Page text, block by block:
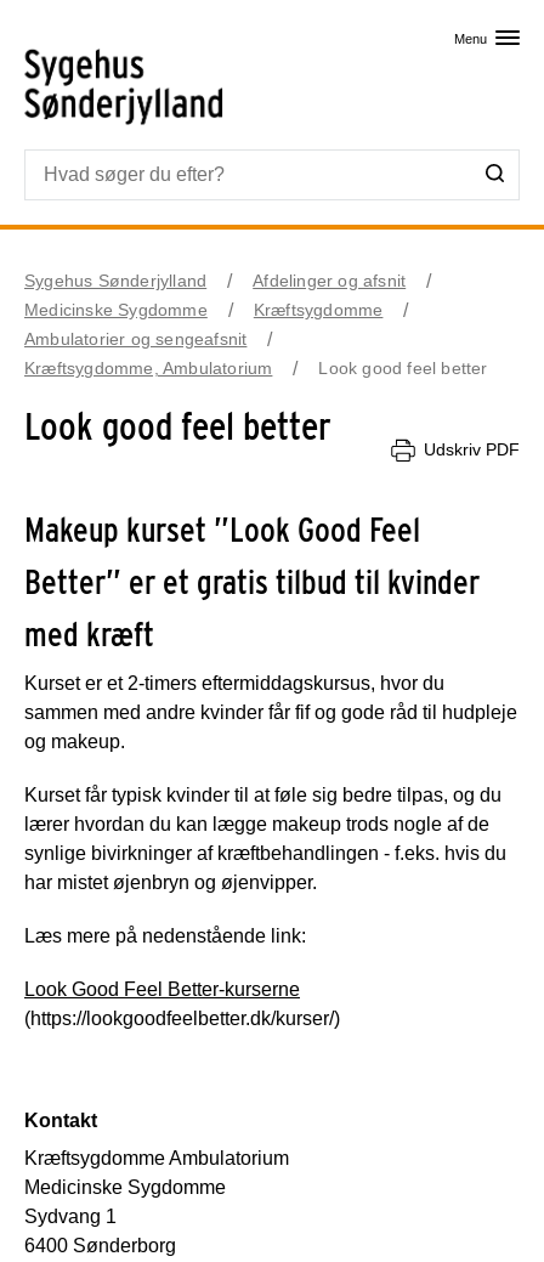
Menu
Sygehus Sønderjylland
Afdelinger og afsnit
Medicinske Sygdomme
Kræftsygdomme
Ambulatorier og sengeafsnit
Kræftsygdomme, Ambulatorium
Look good feel better
Look good feel better
Udskriv PDF
Makeup kurset ”Look Good Feel
Better” er et gratis tilbud til kvinder
med kræft
Kurset er et 2-timers eftermiddagskursus, hvor du
sammen med andre kvinder får fif og gode råd til hudpleje
og makeup.
Kurset får typisk kvinder til at føle sig bedre tilpas, og du
lærer hvordan du kan lægge makeup trods nogle af de
synlige bivirkninger af kræftbehandlingen - f.eks. hvis du
har mistet øjenbryn og øjenvipper.
Læs mere på nedenstående link:
Look Good Feel Better-kurserne
(https://lookgoodfeelbetter.dk/kurser/)
Kontakt
Kræftsygdomme Ambulatorium
Medicinske Sygdomme
Sydvang 1
6400 Sønderborg